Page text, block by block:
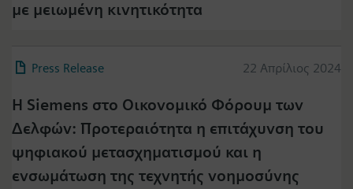
με μειωμένη κινητικότητα
Press Release 22 Απρίλιος 2024
Η Siemens στο Οικονομικό Φόρουμ των
Δελφών: Προτεραιότητα η επιτάχυνση του
ψηφιακού μετασχηματισμού και η
ενσωμάτωση της τεχνητής νοημοσύνης